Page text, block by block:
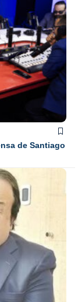
de Santiago